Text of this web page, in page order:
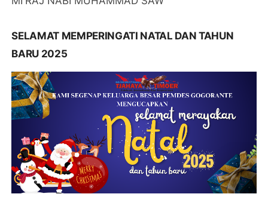
SELAMAT MEMPERINGATI NATAL DAN TAHUN
BARU 2025